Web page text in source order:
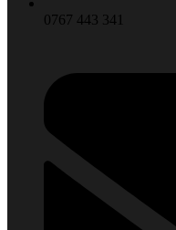
0767 443 341